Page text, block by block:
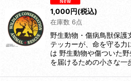
1,000円(税込)
在庫数 6点
野生動物・傷病鳥獣保護
テッカーが、命を守る
は 野生動物や傷ついた
を届けるための小さな